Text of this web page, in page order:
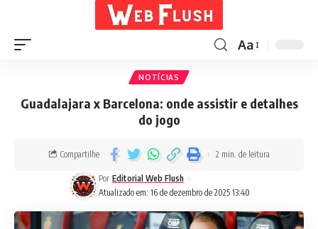
Aa
NOTÍCIAS
Guadalajara x Barcelona: onde assistir e detalhes
do jogo
Atualizado em: 16 de dezembro de 2025 13:40
Por Editorial Web Flush
Compartilhe 2 min. de leitura